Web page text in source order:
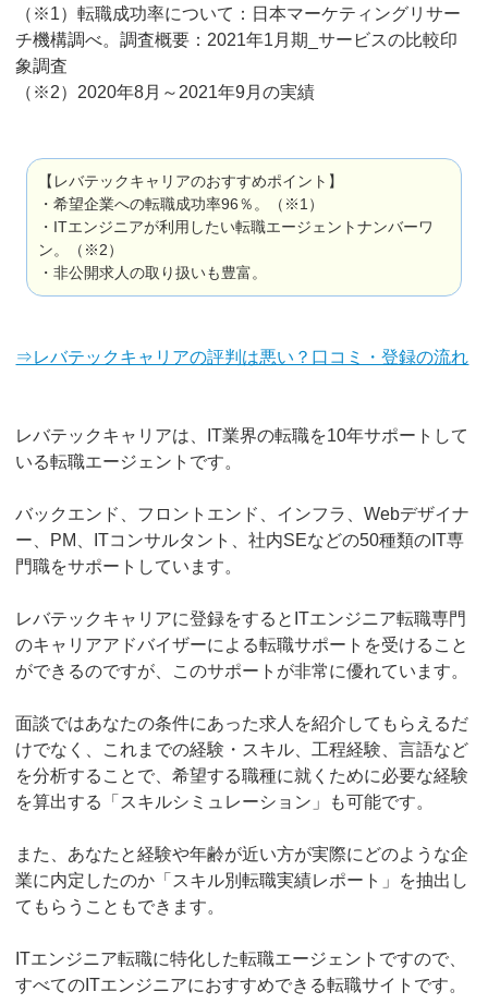
（※1）転職成功率について：日本マーケティングリサー
チ機構調べ。調査概要：2021年1月期_サービスの比較印
象調査
（※2）2020年8月～2021年9月の実績
【レバテックキャリアのおすすめポイント】
・希望企業への転職成功率96％。（※1）
・ITエンジニアが利用したい転職エージェントナンバーワ
ン。（※2）
・非公開求人の取り扱いも豊富。
⇒レバテックキャリアの評判は悪い？口コミ・登録の流れ
レバテックキャリアは、IT業界の転職を10年サポートして
いる転職エージェントです。
バックエンド、フロントエンド、インフラ、Webデザイナ
ー、PM、ITコンサルタント、社内SEなどの50種類のIT専
門職をサポートしています。
レバテックキャリアに登録をするとITエンジニア転職専門
のキャリアアドバイザーによる転職サポートを受けること
ができるのですが、このサポートが非常に優れています。
面談ではあなたの条件にあった求人を紹介してもらえるだ
けでなく、これまでの経験・スキル、工程経験、言語など
を分析することで、希望する職種に就くために必要な経験
を算出する「スキルシミュレーション」も可能です。
また、あなたと経験や年齢が近い方が実際にどのような企
業に内定したのか「スキル別転職実績レポート」を抽出し
てもらうこともできます。
ITエンジニア転職に特化した転職エージェントですので、
すべてのITエンジニアにおすすめできる転職サイトです。